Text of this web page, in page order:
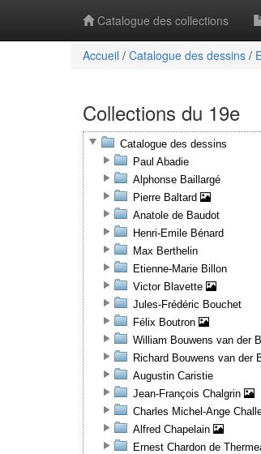
Catalogue des collections
Accueil / Catalogue des dessins /
Collections du 19e
Catalogue des dessins
Paul Abadie
Alphonse Baillargé
Pierre Baltard
Anatole de Baudot
Henri-Emile Bénard
Max Berthelin
Etienne-Marie Billon
Victor Blavette
Jules-Frédéric Bouchet
Félix Boutron
William Bouwens van der
Richard Bouwens van der
Augustin Caristie
Jean-François Chalgrin
Charles Michel-Ange
Alfred Chapelain
Ernest Chardon de